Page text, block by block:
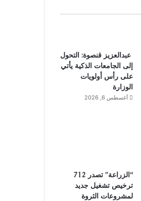
عبدالعزيز قنصوة: التحول
إلى الجامعات الذكية يأتي
على رأس أولويات
الوزارة
أغسطس 6, 2026
“الزراعة” تصدر 712
ترخيص تشغيل جديد
لمشروعات الثروة